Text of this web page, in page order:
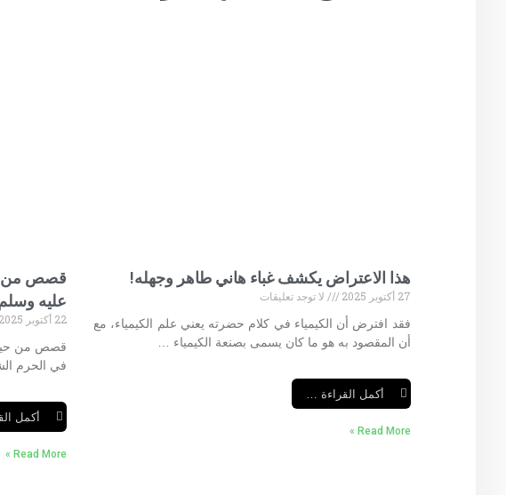
هذا الاعتراض يكشف غباء هاني طاهر وجهله!
27 أكتوبر 2025
لا توجد تعليقات
فقد افترض أن الكيمياء في كلام حضرته يعني علم الكيمياء، مع
أن المقصود به هو ما كان يسمى بصنعة الكيمياء …
أكمل القراءة …
Read More »
قصص من
عليه
22 أكتوبر 2025
قصص من
في الحرم الشريف في
أكمل
Read More »